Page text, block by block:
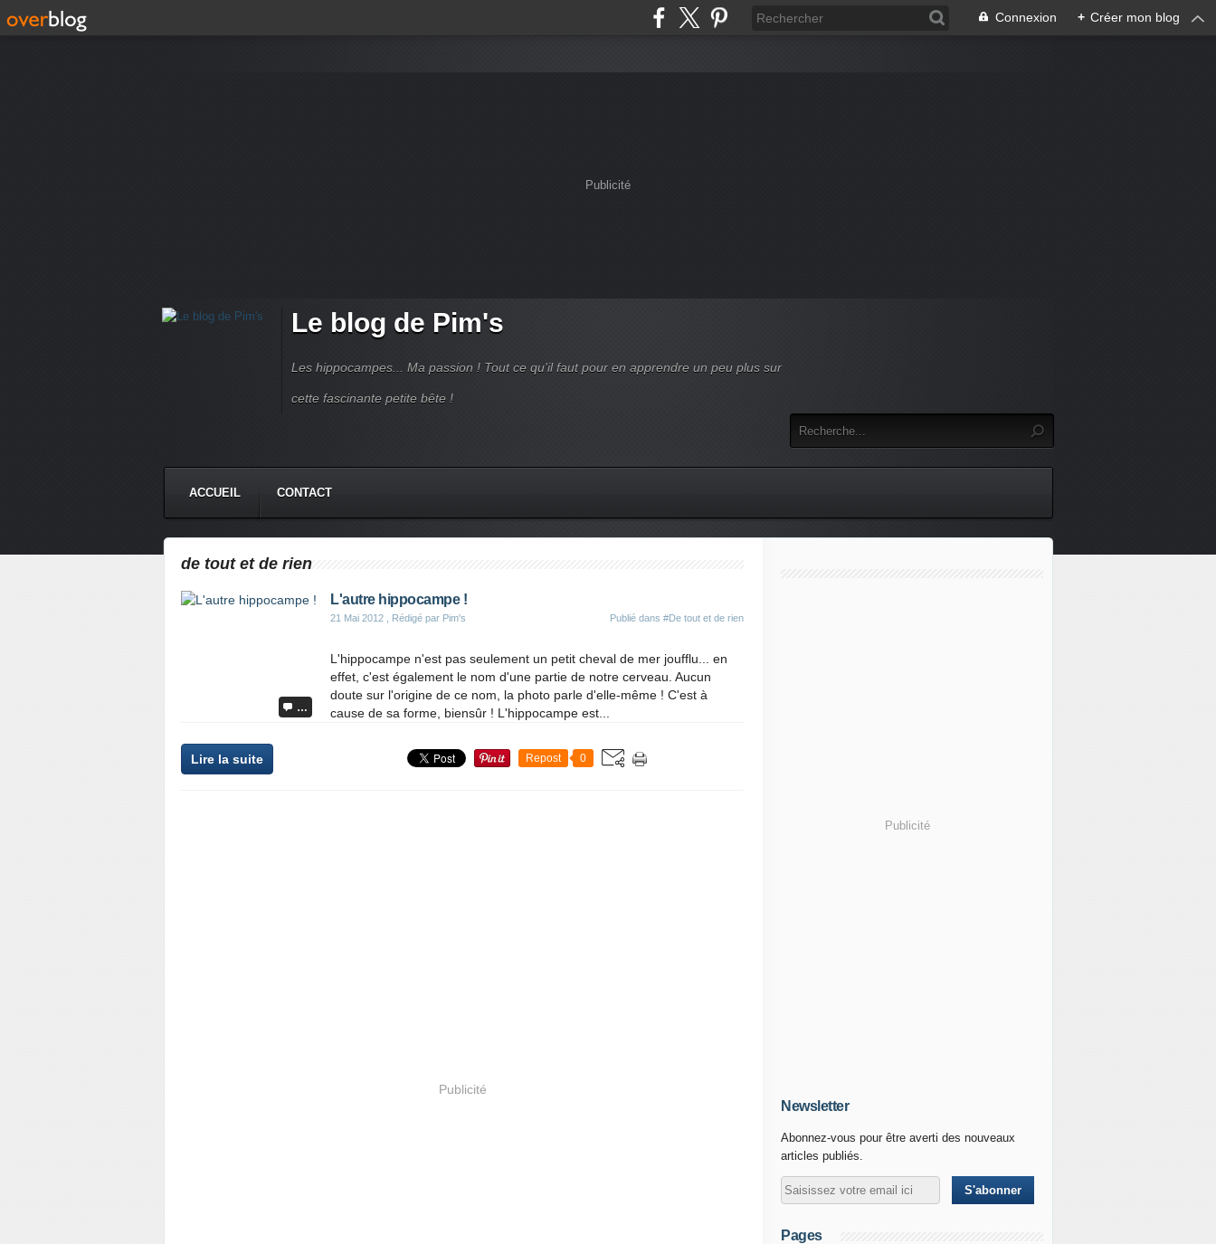
Connexion + Créer mon blog
Publicité
Le blog de Pim's
Les hippocampes... Ma passion ! Tout ce qu'il faut pour en apprendre un peu plus sur
cette fascinante petite bête !
ACCUEIL CONTACT
de tout et de rien
…
L'autre hippocampe !
21 Mai 2012 , Rédigé par Pim's Publié dans #De tout et de rien
L'hippocampe n'est pas seulement un petit cheval de mer joufflu... en
effet, c'est également le nom d'une partie de notre cerveau. Aucun
doute sur l'origine de ce nom, la photo parle d'elle-même ! C'est à
cause de sa forme, biensûr ! L'hippocampe est...
Lire la suite Repost 0
Publicité
Publicité
Newsletter
Abonnez-vous pour être averti des nouveaux
articles publiés.
Pages